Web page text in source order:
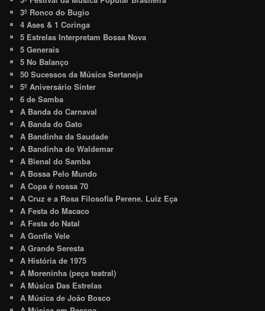
3º Ronco do Bugio
4 Ases & 1 Coringa
5 Estrelas Interpretam Bossa Nova
5 Generais
5 No Balanço
50 Sucessos da Música Sertaneja
5º Aniversário Sinter
6 de Samba
A Banda do Carnaval
A Banda do Gato
A Bandinha da Saudade
A Bandinha do Waldemar
A Bienal do Samba
A Bossa Pelo Mundo
A Copa é nossa 70
A Cruz e a Rosa Filosofia Perene. Luiz Eça
A Festa do Macaco
A Festa do Natal
A Gonfie Vele
A Grande Seresta
A História de 1975
A Moreninha (peça teatral)
A Música Das Estrelas
A Música de João Bosco